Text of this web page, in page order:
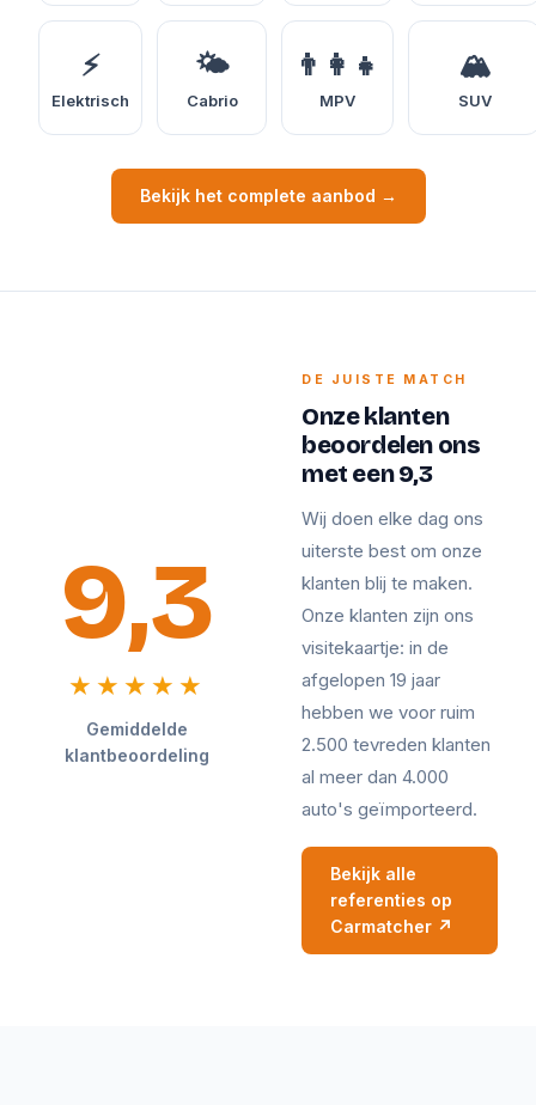
⚡
Elektrisch
🌤️
Cabrio
👨‍👩‍👧
MPV
🏔️
SUV
Bekijk het complete aanbod →
9,3
★★★★★
Gemiddelde
klantbeoordeling
DE JUISTE MATCH
Onze klanten
beoordelen ons
met een 9,3
Wij doen elke dag ons
uiterste best om onze
klanten blij te maken.
Onze klanten zijn ons
visitekaartje: in de
afgelopen 19 jaar
hebben we voor ruim
2.500 tevreden klanten
al meer dan 4.000
auto's geïmporteerd.
Bekijk alle
referenties op
Carmatcher ↗